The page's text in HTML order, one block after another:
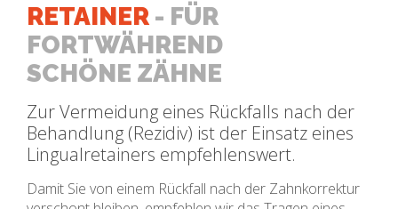
RETAINER - FÜR
FORTWÄHREND
SCHÖNE ZÄHNE
Zur Vermeidung eines Rückfalls nach der
Behandlung (Rezidiv) ist der Einsatz eines
Lingualretainers empfehlenswert.
Damit Sie von einem Rückfall nach der Zahnkorrektur